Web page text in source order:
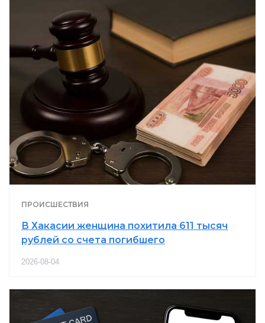
ПРОИСШЕСТВИЯ
В Хакасии женщина похитила 611 тысяч
рублей со счета погибшего
2026-08-04